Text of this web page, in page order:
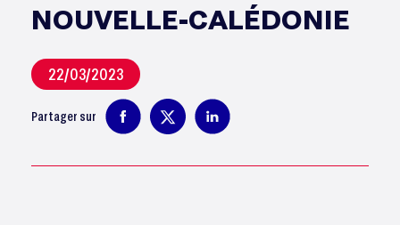
NOUVELLE-CALÉDONIE
22/03/2023
Partager sur